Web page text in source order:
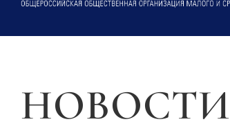
НОВОСТИ